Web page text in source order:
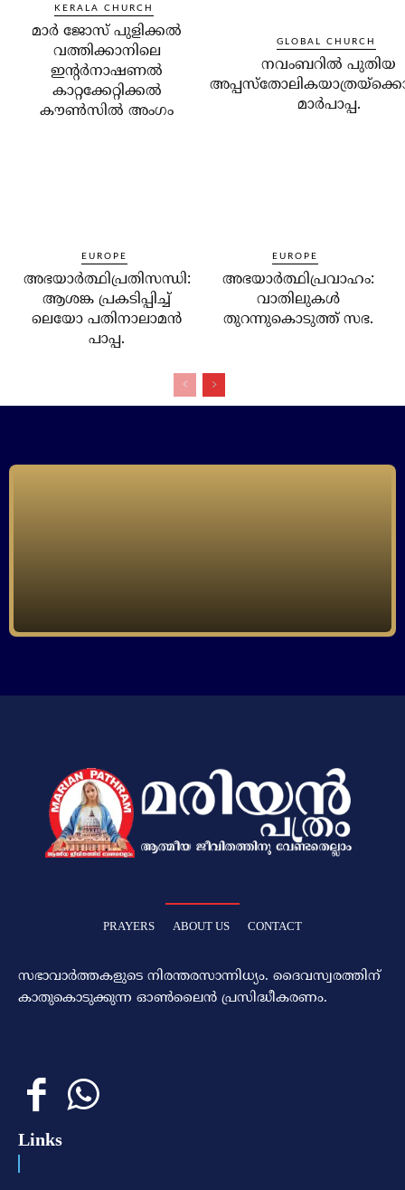
KERALA CHURCH
മാര്‍ ജോസ് പുളിക്കല്‍
വത്തിക്കാനിലെ
ഇന്റര്‍നാഷണല്‍
കാറ്റക്കേറ്റിക്കല്‍
കൗണ്‍സില്‍ അംഗം
GLOBAL CHURCH
നവംബറില്‍ പുതിയ
മാര്‍പാപ്പ.
EUROPE
അഭയാര്‍ത്ഥിപ്രതിസന്ധി:
ആശങ്ക പ്രകടിപ്പിച്ച്
ലെയോ പതിനാലാമന്‍
പാപ്പ.
EUROPE
അഭയാര്‍ത്ഥിപ്രവാഹം:
വാതിലുകള്‍
തുറന്നുകൊടുത്ത് സഭ.
PRAYERS ABOUT US CONTACT
സഭാവാര്‍ത്തകളുടെ നിരന്തരസാന്നിധ്യം. ദൈവസ്വരത്തിന്‌
കാതുകൊടുക്കുന്ന ഓണ്‍ലൈന്‍ പ്രസിദ്ധീകരണം.
Links